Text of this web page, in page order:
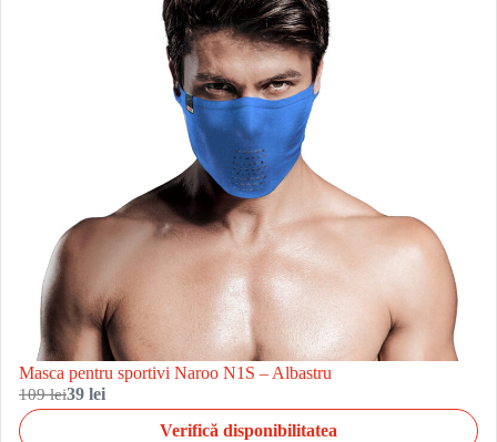
Masca pentru sportivi Naroo N1S – Albastru
109 lei39 lei
Verifică disponibilitatea